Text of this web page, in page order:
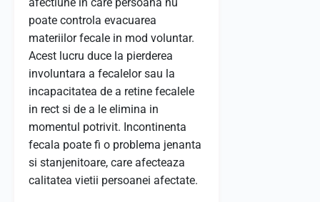
poate controla evacuarea
materiilor fecale in mod voluntar.
Acest lucru duce la pierderea
involuntara a fecalelor sau la
incapacitatea de a retine fecalele
in rect si de a le elimina in
momentul potrivit. Incontinenta
fecala poate fi o problema jenanta
si stanjenitoare, care afecteaza
calitatea vietii persoanei afectate.